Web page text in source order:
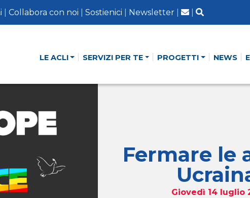
Collabora con noi Sostienici Newsletter
LE ACLI SERVIZI PER TE PROGETTI NEWS
Fermare le
Giovedì 14 luglio